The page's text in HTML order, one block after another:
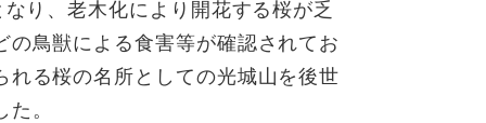
り、老木化により開花する桜が乏
鳥獣による食害等が確認されてお
る桜の名所としての光城山を後世
。